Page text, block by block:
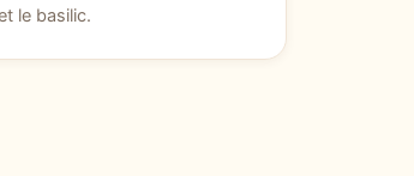
le basilic.